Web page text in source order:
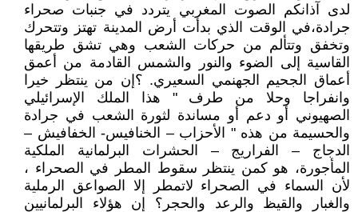
لدى آذانكم الصوت المغربي يتردد في جنبات صحراء
جرادة،في الوقت الذي بدأت أرض المدينة تهتز وتتحرك
وتخفق وتتألم من حركات الشعب وهي تشق طريقها
القاسية إلى الضوء والنور والشمس القادمة من أعمق
أعماق الجحيم الجهنمي السعيري. ؟إن من ينتظر خيرا
وانفراجا وحلا من طرف " هذا الملك الإسرائيلي
الصهيوني أو دعم أو مساندة لثورة الشعب في جرادة
والحسيمة من هذه " الأحزاب – الخنافيس- الخفافيش –
الدجاج – الفراريج – الحشرات البرلمانية الملكية
المأجورة، هو كمن ينتظر سقوط المطر في الصحراء ،
لأن السماء في الصحراء لاتمطر إلا الصواعق الرملية
والغبار والقيظ والرعد والحجر؟ إن هؤلاء البرلمانيين